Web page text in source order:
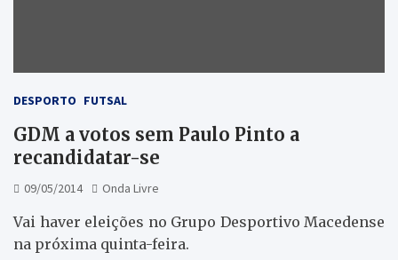
DESPORTO FUTSAL
GDM a votos sem Paulo Pinto a
recandidatar-se
09/05/2014 Onda Livre
Vai haver eleições no Grupo Desportivo Macedense
na próxima quinta-feira.